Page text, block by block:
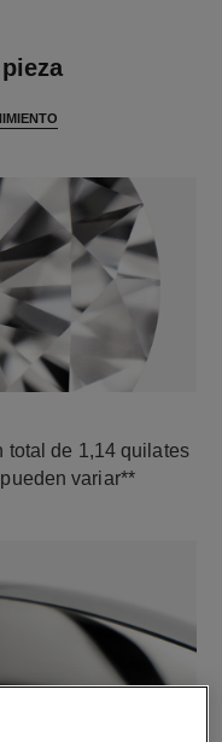
total de 1,14 quilates
variar**